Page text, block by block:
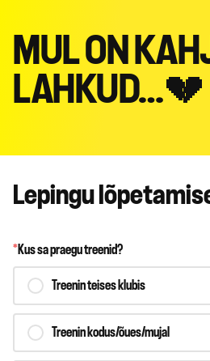
MUL ON
LAHKUD…💔
Lepingu
*Kus sa praegu treenid?
Treenin teises klubis
Treenin kodus/õues/mujal